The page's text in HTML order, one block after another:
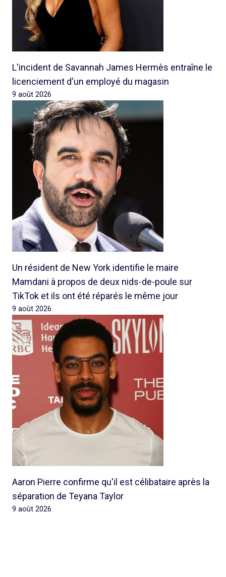
L'incident de Savannah James Hermès entraîne le
licenciement d'un employé du magasin
9 août 2026
Un résident de New York identifie le maire
Mamdani à propos de deux nids-de-poule sur
TikTok et ils ont été réparés le même jour
9 août 2026
Aaron Pierre confirme qu'il est célibataire après la
séparation de Teyana Taylor
9 août 2026